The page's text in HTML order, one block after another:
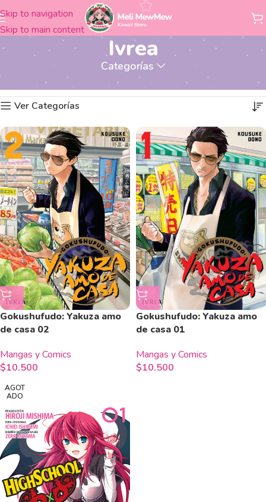
Skip to navigation
Skip to main content
Ivrea
Categorías
Productos etiquetados “Ivrea” Mostrando los 3 resultados
Ver Categorías
Gokushufudo: Yakuza amo
de casa 02
Mangas y Comics
$10.500
Gokushufudo: Yakuza amo
de casa 01
Mangas y Comics
$10.500
AGOT
ADO